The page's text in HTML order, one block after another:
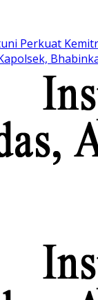
Perkuat